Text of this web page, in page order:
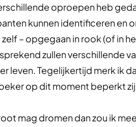
oproepen heb
kunnen identificeren en
– opgegaan in rook (of in
zullen verschillende
leven. Tegelijkertijd merk ik
op dit moment beperkt
mag dromen dan zou ik